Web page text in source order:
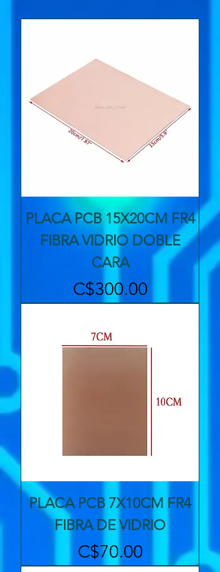
PLACA PCB 15X20CM FR4
FIBRA VIDRIO DOBLE
CARA
Precio
C$300.00
PLACA PCB 7X10CM FR4
FIBRA DE VIDRIO
Precio
C$70.00